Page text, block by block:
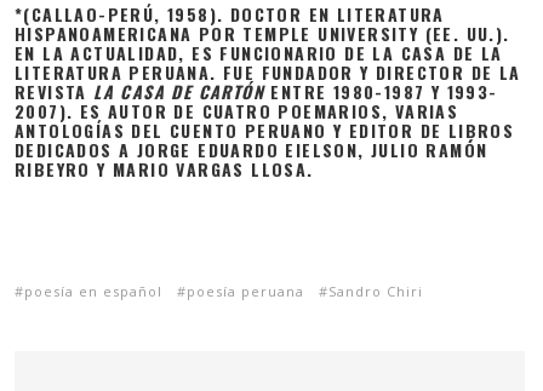
*(CALLAO-PERÚ, 1958). DOCTOR EN LITERATURA
HISPANOAMERICANA POR TEMPLE UNIVERSITY (EE. UU.).
EN LA ACTUALIDAD, ES FUNCIONARIO DE LA CASA DE LA
LITERATURA PERUANA. FUE FUNDADOR Y DIRECTOR DE LA
REVISTA LA CASA DE CARTÓN ENTRE 1980-1987 Y 1993-
2007). ES AUTOR DE CUATRO POEMARIOS, VARIAS
ANTOLOGÍAS DEL CUENTO PERUANO Y EDITOR DE LIBROS
DEDICADOS A JORGE EDUARDO EIELSON, JULIO RAMÓN
RIBEYRO Y MARIO VARGAS LLOSA.
poesía en español poesía peruana Sandro Chiri